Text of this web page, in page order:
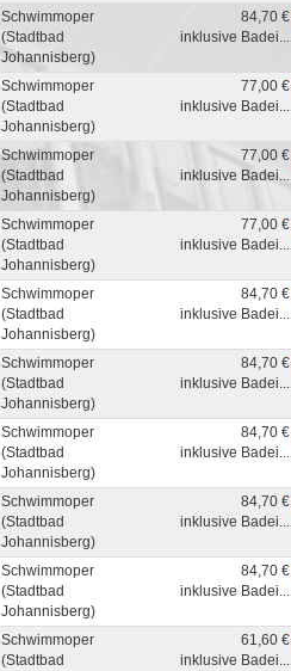
Schwimmoper
(Stadtbad
Johannisberg)
84,70 €
inklusive Badei...
Schwimmoper
(Stadtbad
Johannisberg)
77,00 €
inklusive Badei...
Schwimmoper
(Stadtbad
Johannisberg)
77,00 €
inklusive Badei...
Schwimmoper
(Stadtbad
Johannisberg)
77,00 €
inklusive Badei...
Schwimmoper
(Stadtbad
Johannisberg)
84,70 €
inklusive Badei...
Schwimmoper
(Stadtbad
Johannisberg)
84,70 €
inklusive Badei...
Schwimmoper
(Stadtbad
Johannisberg)
84,70 €
inklusive Badei...
Schwimmoper
(Stadtbad
Johannisberg)
84,70 €
inklusive Badei...
Schwimmoper
(Stadtbad
Johannisberg)
84,70 €
inklusive Badei...
Schwimmoper
(Stadtbad
61,60 €
inklusive Badei...